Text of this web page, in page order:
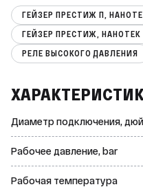
ГЕЙЗЕР ПРЕСТИЖ П,
ГЕЙЗЕР ПРЕСТИЖ, НАНОТЕК
РЕЛЕ ВЫСОКОГО ДАВЛЕНИЯ
Диаметр подключения,
Рабочее давление, bar
Рабочая температура